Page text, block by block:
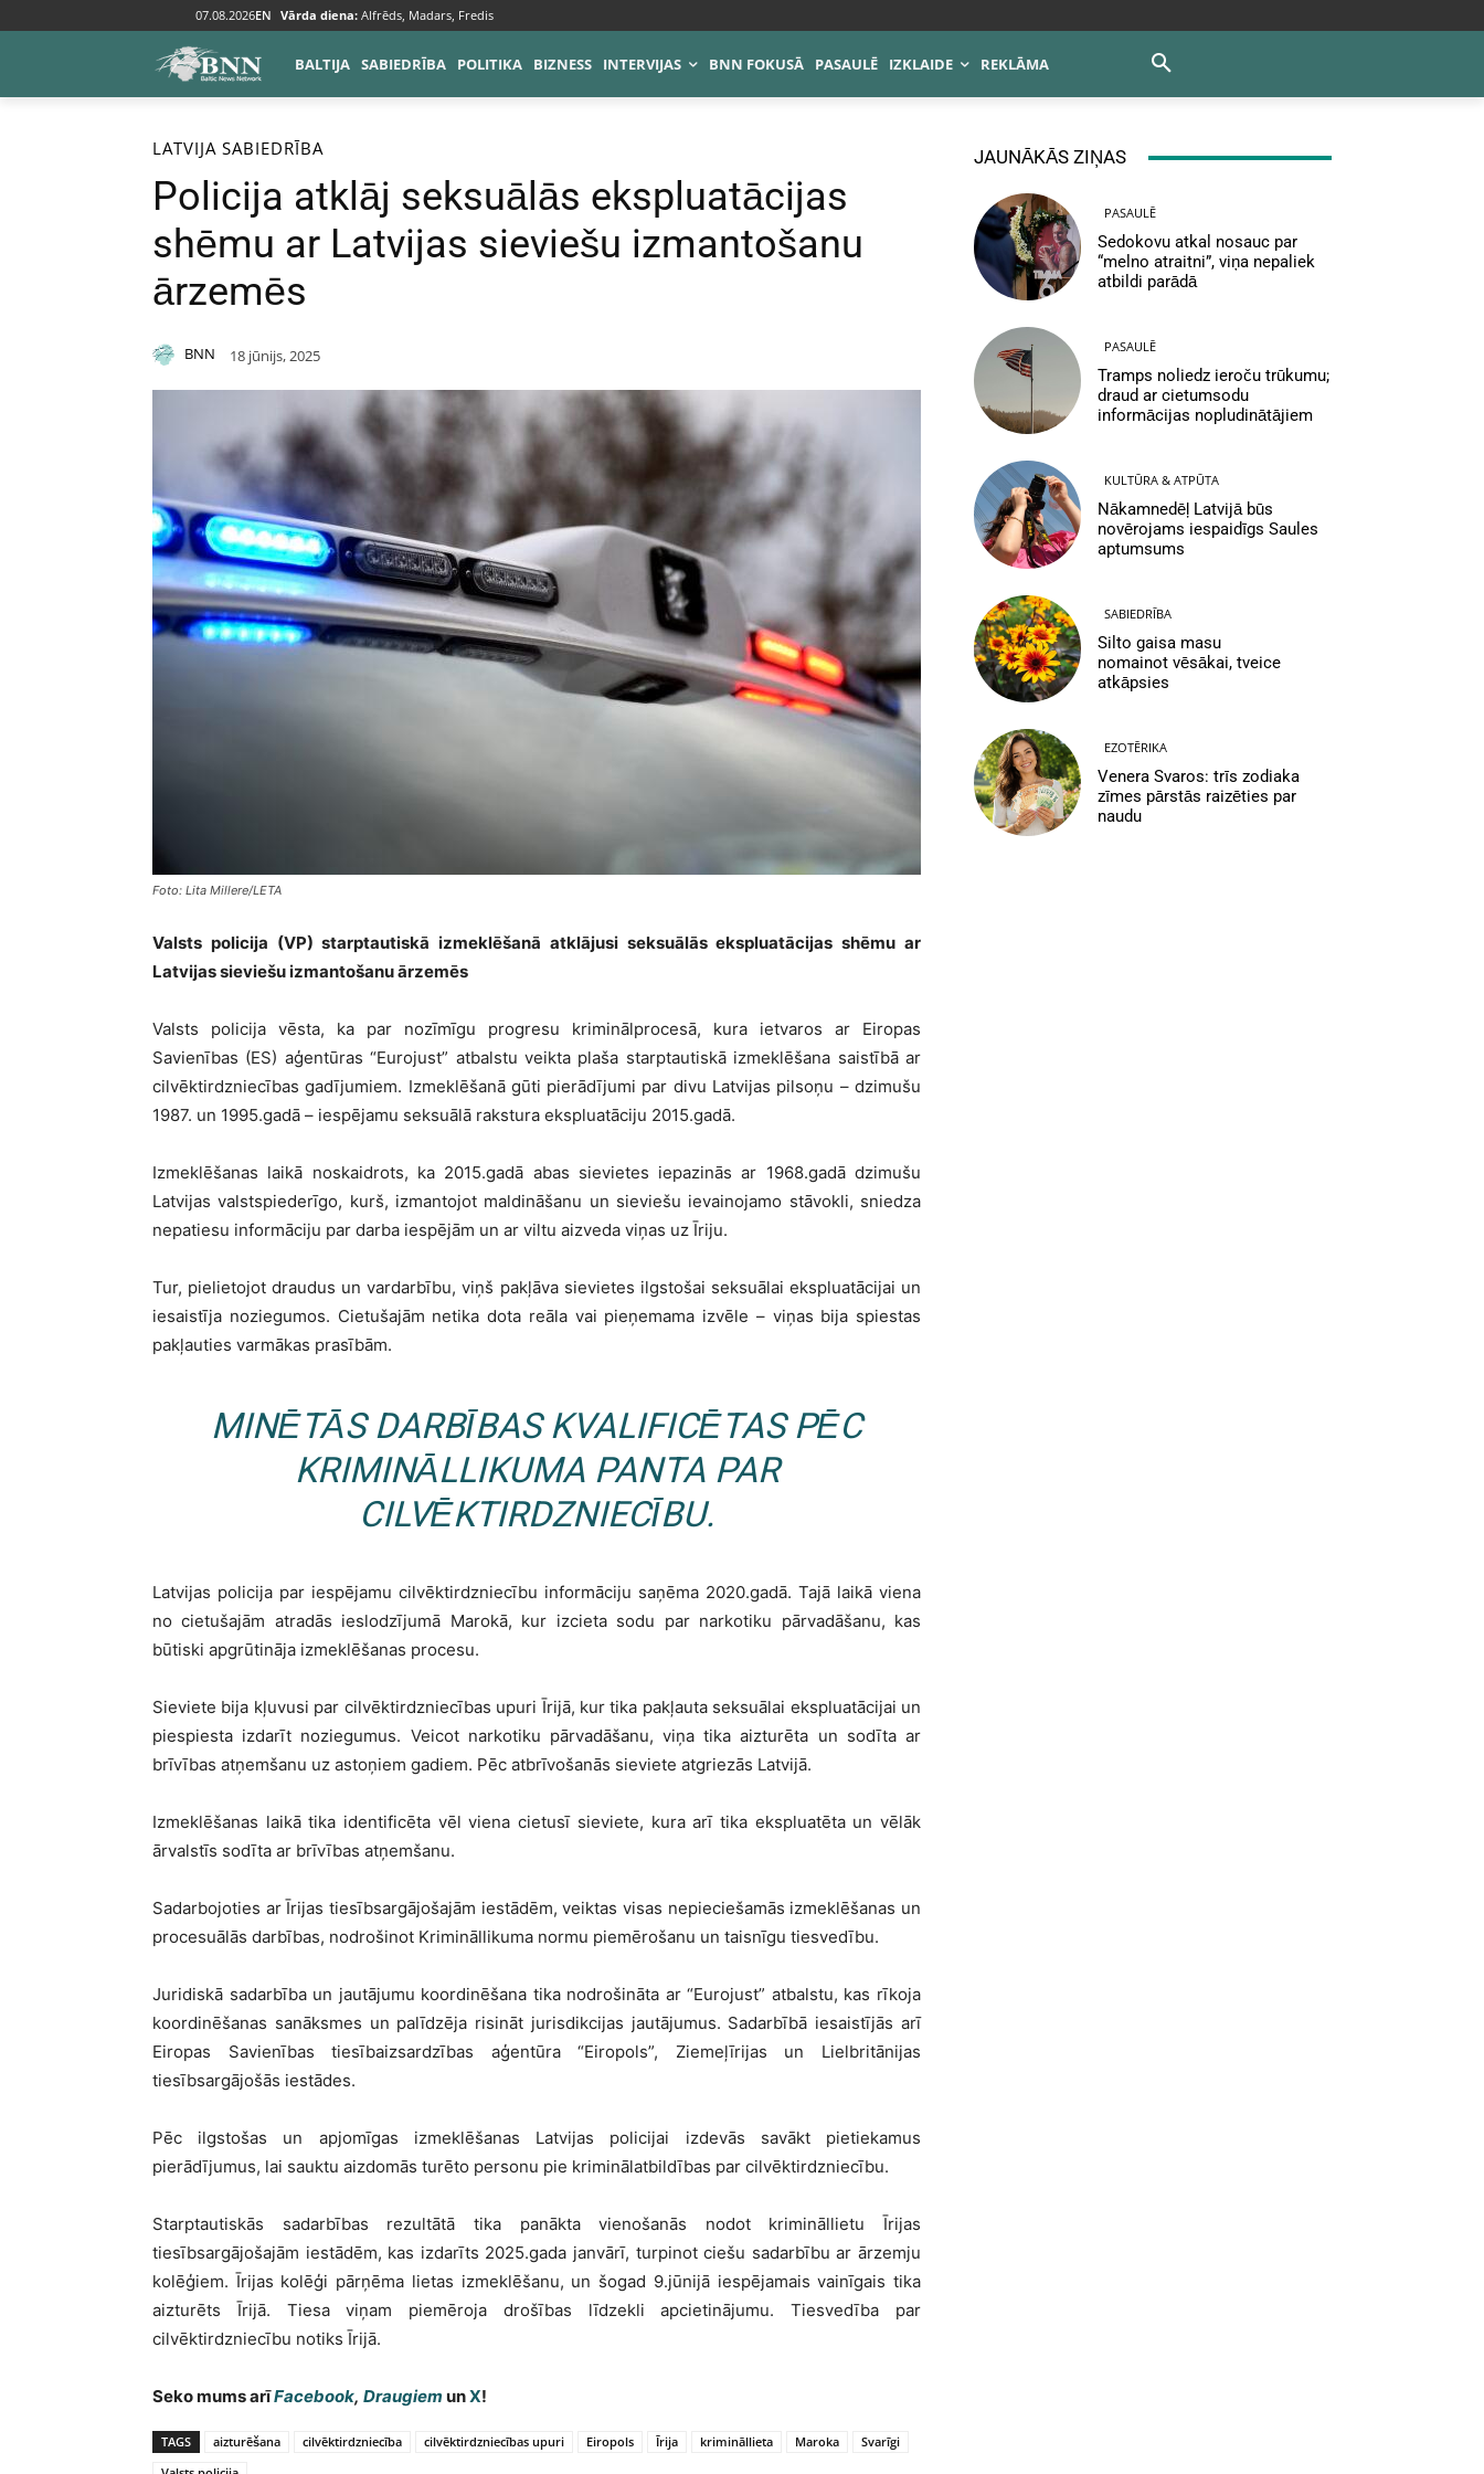
07.08.2026EN Vārda diena: Alfrēds, Madars, Fredis
BALTIJA SABIEDRĪBA POLITIKA BIZNESS INTERVIJAS BNN FOKUSĀ PASAULĒ IZKLAIDE REKLĀMA
Sākums Baltija Latvija
LATVIJA SABIEDRĪBA
Policija atklāj seksuālās ekspluatācijas
shēmu ar Latvijas sieviešu izmantošanu
ārzemēs
BNN 18 jūnijs, 2025
Foto: Lita Millere/LETA
Valsts policija (VP) starptautiskā izmeklēšanā atklājusi seksuālās ekspluatācijas shēmu ar
Latvijas sieviešu izmantošanu ārzemēs
Valsts policija vēsta, ka par nozīmīgu progresu kriminālprocesā, kura ietvaros ar Eiropas
Savienības (ES) aģentūras “Eurojust” atbalstu veikta plaša starptautiskā izmeklēšana saistībā ar
cilvēktirdzniecības gadījumiem. Izmeklēšanā gūti pierādījumi par divu Latvijas pilsoņu – dzimušu
1987. un 1995.gadā – iespējamu seksuālā rakstura ekspluatāciju 2015.gadā.
Izmeklēšanas laikā noskaidrots, ka 2015.gadā abas sievietes iepazinās ar 1968.gadā dzimušu
Latvijas valstspiederīgo, kurš, izmantojot maldināšanu un sieviešu ievainojamo stāvokli, sniedza
nepatiesu informāciju par darba iespējām un ar viltu aizveda viņas uz Īriju.
Tur, pielietojot draudus un vardarbību, viņš pakļāva sievietes ilgstošai seksuālai ekspluatācijai un
iesaistīja noziegumos. Cietušajām netika dota reāla vai pieņemama izvēle – viņas bija spiestas
pakļauties varmākas prasībām.
MINĒTĀS DARBĪBAS KVALIFICĒTAS PĒC
KRIMINĀLLIKUMA PANTA PAR
CILVĒKTIRDZNIECĪBU.
Latvijas policija par iespējamu cilvēktirdzniecību informāciju saņēma 2020.gadā. Tajā laikā viena
no cietušajām atradās ieslodzījumā Marokā, kur izcieta sodu par narkotiku pārvadāšanu, kas
būtiski apgrūtināja izmeklēšanas procesu.
Sieviete bija kļuvusi par cilvēktirdzniecības upuri Īrijā, kur tika pakļauta seksuālai ekspluatācijai un
piespiesta izdarīt noziegumus. Veicot narkotiku pārvadāšanu, viņa tika aizturēta un sodīta ar
brīvības atņemšanu uz astoņiem gadiem. Pēc atbrīvošanās sieviete atgriezās Latvijā.
Izmeklēšanas laikā tika identificēta vēl viena cietusī sieviete, kura arī tika ekspluatēta un vēlāk
ārvalstīs sodīta ar brīvības atņemšanu.
Sadarbojoties ar Īrijas tiesībsargājošajām iestādēm, veiktas visas nepieciešamās izmeklēšanas un
procesuālās darbības, nodrošinot Krimināllikuma normu piemērošanu un taisnīgu tiesvedību.
Juridiskā sadarbība un jautājumu koordinēšana tika nodrošināta ar “Eurojust” atbalstu, kas rīkoja
koordinēšanas sanāksmes un palīdzēja risināt jurisdikcijas jautājumus. Sadarbībā iesaistījās arī
Eiropas Savienības tiesībaizsardzības aģentūra “Eiropols”, Ziemeļīrijas un Lielbritānijas
tiesībsargājošās iestādes.
Pēc ilgstošas un apjomīgas izmeklēšanas Latvijas policijai izdevās savākt pietiekamus
pierādījumus, lai sauktu aizdomās turēto personu pie kriminālatbildības par cilvēktirdzniecību.
Starptautiskās sadarbības rezultātā tika panākta vienošanās nodot krimināllietu Īrijas
tiesībsargājošajām iestādēm, kas izdarīts 2025.gada janvārī, turpinot ciešu sadarbību ar ārzemju
kolēģiem. Īrijas kolēģi pārņēma lietas izmeklēšanu, un šogad 9.jūnijā iespējamais vainīgais tika
aizturēts Īrijā. Tiesa viņam piemēroja drošības līdzekli apcietinājumu. Tiesvedība par
cilvēktirdzniecību notiks Īrijā.
Seko mums arīFacebook, Draugiem unX!
TAGS aizturēšana cilvēktirdzniecība cilvēktirdzniecības upuri Eiropols Īrija krimināllieta Maroka
Svarīgi
JAUNĀKĀS ZIŅAS
PASAULĒ
Sedokovu atkal nosauc par
“melno atraitni”, viņa nepaliek
atbildi parādā
PASAULĒ
Tramps noliedz ieroču trūkumu;
draud ar cietumsodu
informācijas nopludinātājiem
KULTŪRA & ATPŪTA
Nākamnedēļ Latvijā būs
novērojams iespaidīgs Saules
aptumsums
SABIEDRĪBA
Silto gaisa masu
nomainot vēsākai, tveice
atkāpsies
EZOTĒRIKA
Venera Svaros: trīs zodiaka
zīmes pārstās raizēties par
naudu